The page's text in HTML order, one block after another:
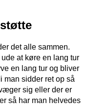
det alle sammen.
ude at køre en lang tur
en lang tur og bliver
man sidder ret op så
sig eller der er
så har man helvedes